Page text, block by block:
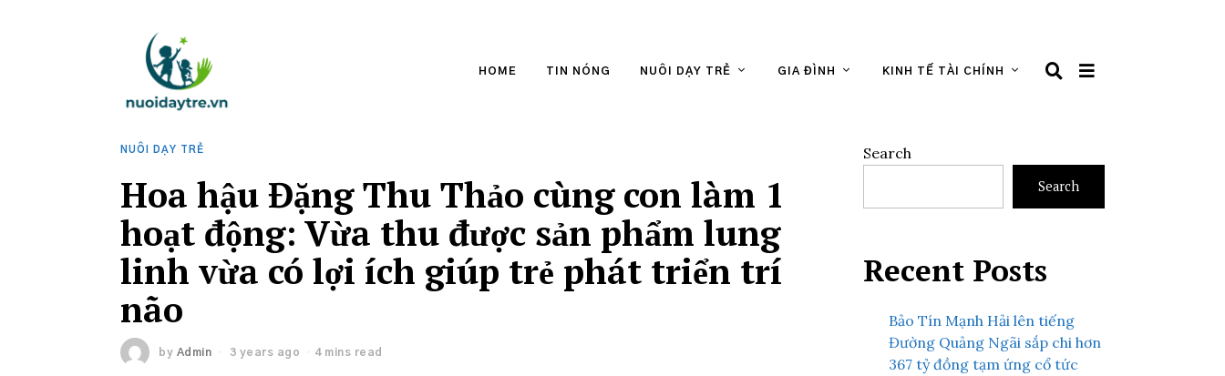
HOME TIN NÓNG NUÔI DẠY TRẺ GIA ĐÌNH KINH TẾ TÀI CHÍNH
NUÔI DẠY TRẺ
Hoa hậu Đặng Thu Thảo cùng con làm 1
hoạt động: Vừa thu được sản phẩm lung
linh vừa có lợi ích giúp trẻ phát triển trí
não
by Admin 3 years ago 4 mins read
Search
Search
Recent Posts
Bảo Tín Mạnh Hải lên tiếng
Đường Quảng Ngãi sắp chi hơn
367 tỷ đồng tạm ứng cổ tức